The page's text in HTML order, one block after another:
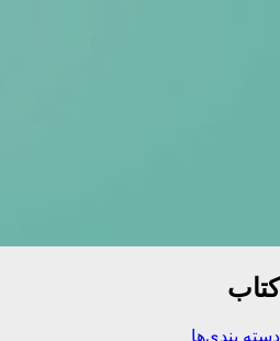
کتاب
دسته بندی‌ها